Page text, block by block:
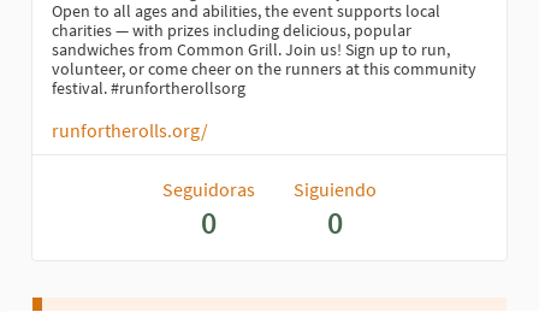
Open to all ages and abilities, the event supports local
charities — with prizes including delicious, popular
sandwiches from Common Grill. Join us! Sign up to run,
volunteer, or come cheer on the runners at this community
festival. #runfortherollsorg
runfortherolls.org/
Seguidoras
0
Siguiendo
0